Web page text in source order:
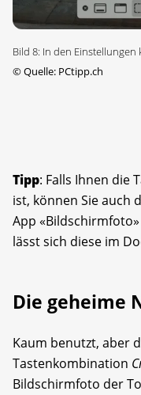
Bild 8: In den
©Quelle: PCtipp.ch
Tipp: Falls Ihnen die
ist, können Sie auch
App
lässt sich diese im
Die geheime
Kaum benutzt, aber
Tastenkombination
Bildschirmfoto der